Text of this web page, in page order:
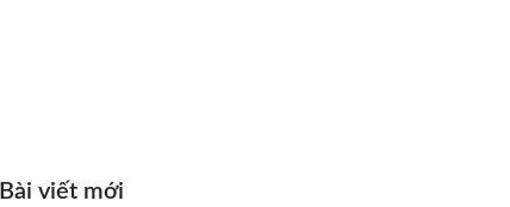
Bài viết mới